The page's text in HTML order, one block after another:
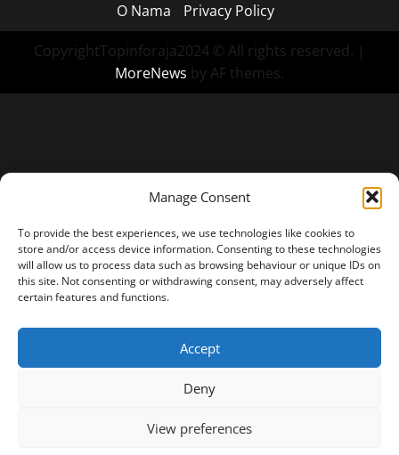
Manage Consent
To provide the best experiences, we use technologies like cookies to
store and/or access device information. Consenting to these technologies
will allow us to process data such as browsing behaviour or unique IDs on
this site. Not consenting or withdrawing consent, may adversely affect
certain features and functions.
Accept
Deny
View preferences
O Nama
Privacy Policy
CopyrightTopinforaja2024 © All rights reserved. |
MoreNews by AF themes.